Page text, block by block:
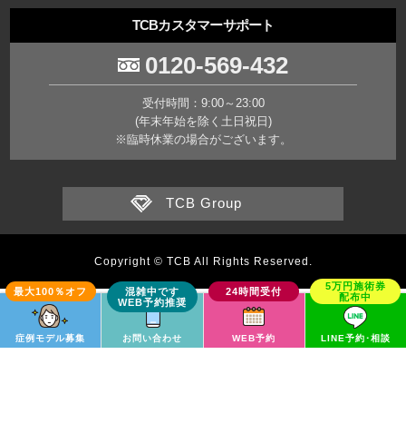
TCBカスタマーサポート
0120-569-432
受付時間：9:00～23:00
(年末年始を除く土日祝日)
※臨時休業の場合がございます。
TCB Group
症例モデル募集 お問い合わせ WEB予約 LINE予約･相談
Copyright © TCB All Rights Reserved.